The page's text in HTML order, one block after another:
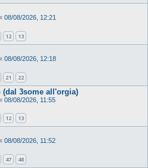
08/08/2026, 12:21
12 13
08/08/2026, 12:18
21 22
3some all'orgia)
08/08/2026, 11:55
12 13
08/08/2026, 11:52
47 48